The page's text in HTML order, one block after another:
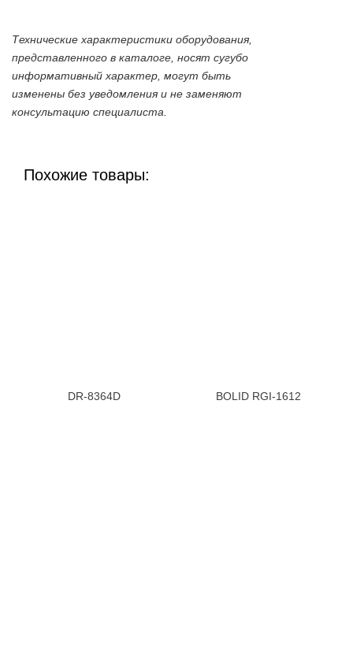
Технические характеристики оборудования,
представленного в каталоге, носят сугубо
информативный характер, могут быть
изменены без уведомления и не заменяют
консультацию специалиста.
Похожие товары:
DR-8364D BOLID RGI-1612